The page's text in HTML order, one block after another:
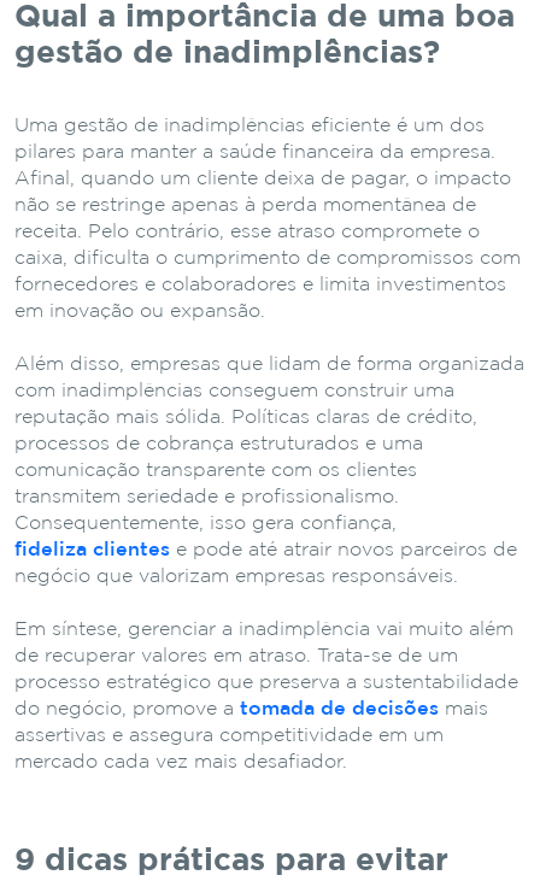
Qual a importância de uma boa
gestão de inadimplências?
Uma gestão de inadimplências eficiente é um dos
pilares para manter a saúde financeira da empresa.
Afinal, quando um cliente deixa de pagar, o impacto
não se restringe apenas à perda momentânea de
receita. Pelo contrário, esse atraso compromete o
caixa, dificulta o cumprimento de compromissos com
fornecedores e colaboradores e limita investimentos
em inovação ou expansão.
Além disso, empresas que lidam de forma organizada
com inadimplências conseguem construir uma
reputação mais sólida. Políticas claras de crédito,
processos de cobrança estruturados e uma
comunicação transparente com os clientes
transmitem seriedade e profissionalismo.
Consequentemente, isso gera confiança,
fideliza clientes e pode até atrair novos parceiros de
negócio que valorizam empresas responsáveis.
Em síntese, gerenciar a inadimplência vai muito além
de recuperar valores em atraso. Trata-se de um
processo estratégico que preserva a sustentabilidade
do negócio, promove a tomada de decisões mais
assertivas e assegura competitividade em um
mercado cada vez mais desafiador.
9 dicas práticas para evitar